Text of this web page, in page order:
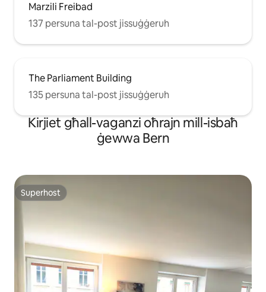
Marzili Freibad
137 persuna tal-post jissuġġeruh
The Parliament Building
135 persuna tal-post jissuġġeruh
Kirjiet għall-vaganzi oħrajn mill-isbaħ
ġewwa Bern
Superhost
Superhost